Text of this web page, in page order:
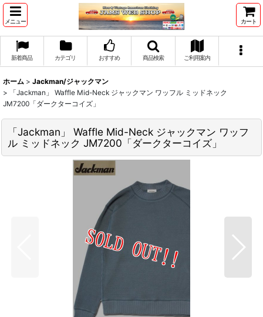
メニュー カート
新着商品 カテゴリ おすすめ 商品検索 ご利用案内
ホーム > Jackman/ジャックマン
>
「Jackman」 Waffle Mid-Neck ジャックマン ワッフル ミッドネック
JM7200「ダークターコイズ」
「Jackman」 Waffle Mid-Neck ジャックマン ワッフ
ル ミッドネック JM7200「ダークターコイズ」